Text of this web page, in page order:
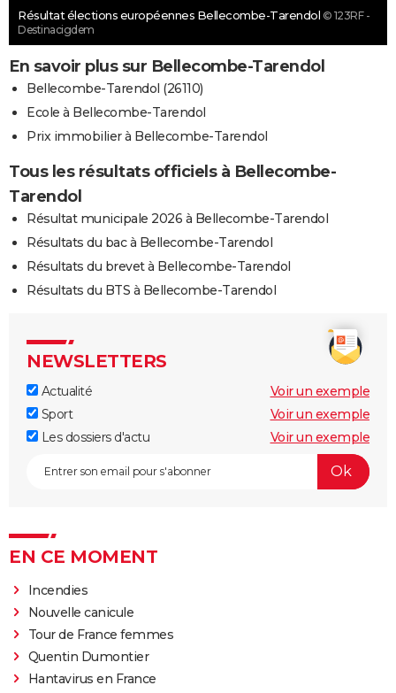
Résultat élections européennes Bellecombe-Tarendol © 123RF -
Destinacigdem
En savoir plus sur Bellecombe-Tarendol
Bellecombe-Tarendol (26110)
Ecole à Bellecombe-Tarendol
Prix immobilier à Bellecombe-Tarendol
Tous les résultats officiels à Bellecombe-
Tarendol
Résultat municipale 2026 à Bellecombe-Tarendol
Résultats du bac à Bellecombe-Tarendol
Résultats du brevet à Bellecombe-Tarendol
Résultats du BTS à Bellecombe-Tarendol
NEWSLETTERS
Actualité
Voir un exemple
Sport
Voir un exemple
Les dossiers d'actu
Voir un exemple
EN CE MOMENT
Incendies
Nouvelle canicule
Tour de France femmes
Quentin Dumontier
Hantavirus en France